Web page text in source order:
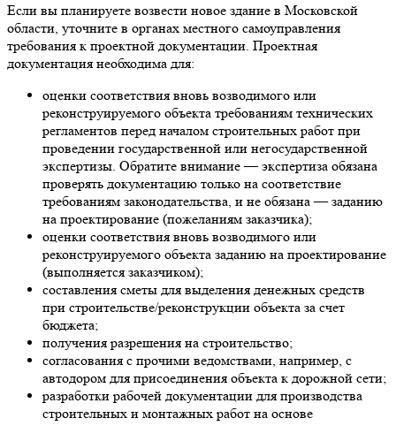
Если вы планируете возвести новое здание в Московской
области, уточните в органах местного самоуправления
требования к проектной документации. Проектная
документация необходима для:
оценки соответствия вновь возводимого или
реконструируемого объекта требованиям технических
регламентов перед началом строительных работ при
проведении государственной или негосударственной
экспертизы. Обратите внимание — экспертиза обязана
проверять документацию только на соответствие
требованиям законодательства, и не обязана — заданию
на проектирование (пожеланиям заказчика);
оценки соответствия вновь возводимого или
реконструируемого объекта заданию на проектирование
(выполняется заказчиком);
составления сметы для выделения денежных средств
при строительстве/реконструкции объекта за счет
бюджета;
получения разрешения на строительство;
согласования с прочими ведомствами, например, с
автодором для присоединения объекта к дорожной сети;
разработки рабочей документации для производства
строительных и монтажных работ на основе